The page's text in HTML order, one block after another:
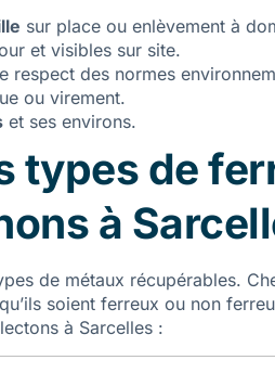
sur place ou enlèvement à
et visibles sur site.
respect des normes
ou virement.
et ses environs.
types de
à
de métaux récupérables.
soient ferreux ou non
à Sarcelles :